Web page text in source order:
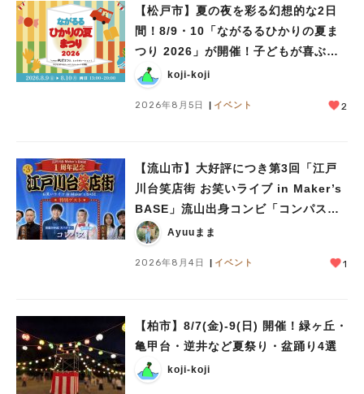
【松戸市】夏の夜を彩る幻想的な2日
間！8/9・10「ながるるひかりの夏ま
つり 2026」が開催！子どもが喜ぶワ
ークショップや限定ヒーローショーも
koji-koji
2026年8月5日 イベント 2
【流山市】大好評につき第3回「江戸
川台笑店街 お笑いライブ in Maker’s
BASE」流山出身コンビ「コンパス」
も登場！8/23（日）
Ayuuまま
2026年8月4日 イベント 1
【柏市】8/7(金)‐9(日) 開催！緑ヶ丘・
亀甲台・逆井など夏祭り・盆踊り4選
koji-koji
人気のキーワード
#カフェ #スイーツ #パン